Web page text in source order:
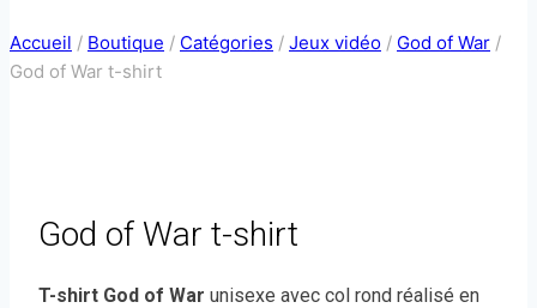
Accueil / Boutique / Catégories / Jeux vidéo / God of War /
God of War t-shirt
God of War t-shirt
T-shirt God of War unisexe avec col rond réalisé en